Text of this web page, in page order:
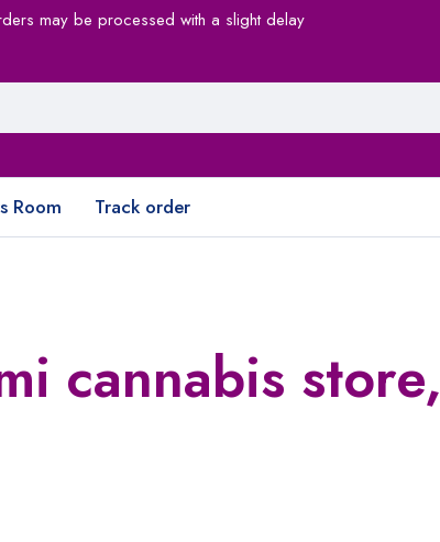
may be processed with a slight delay
Room Track order
cannabis store,